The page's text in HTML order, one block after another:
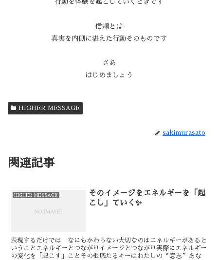
行動を体験を起こしていくときです
信頼とは
真実を内側に湛えた行動そのものです
さあ
はじめましょう
HIGHER MESSAGE
sakimurasato
関連記事
HIGHER MESSAGE
そのイメージをエネルギーを「起
こし」ていく✨
表現するだけでは なにもかわらない大切なのはエネルギーがあると
いうことエネルギーとつながりイメージとつながり実際にエネルギー
の変化を「起こす」ことその根底たるキーはわたしの“意志”あな